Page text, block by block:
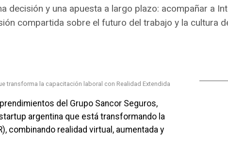
decisión y una apuesta a largo plazo: acompañar a
compartida sobre el futuro del trabajo y la cultura
transforma la capacitación laboral con Realidad Extendida
del Grupo Sancor Seguros,
argentina que está transformando la
combinando realidad virtual, aumentada y